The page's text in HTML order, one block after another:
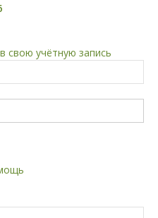
свою учётную запись